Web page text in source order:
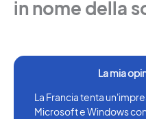
in nome della
La Francia tenta
Microsoft e Windows